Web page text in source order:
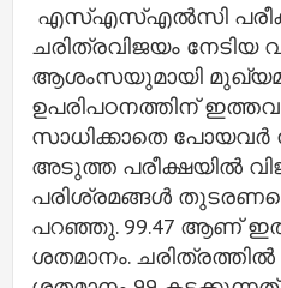
എസ്‌എസ്‌എല്‍സി
ചരിത്രവിജയം നേടിയ
ആശംസയുമായി
ഉപരിപഠനത്തിന്
സാധിക്കാതെ പോയവര്‍
അടുത്ത പരീക്ഷയില്‍
പരിശ്രമങ്ങള്‍
പറഞ്ഞു. 99.47 ആണ്
ശതമാനം.